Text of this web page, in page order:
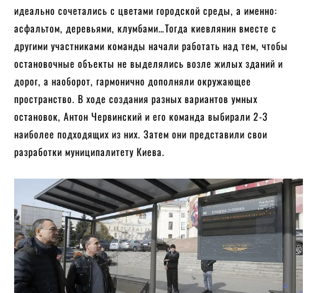
идеально сочетались с цветами городской среды, а именно:
асфальтом, деревьями, клумбами…Тогда киевлянин вместе с
другими участниками команды начали работать над тем, чтобы
остановочные объекты не выделялись возле жилых зданий и
дорог, а наоборот, гармонично дополняли окружающее
пространство. В ходе создания разных вариантов умных
остановок, Антон Червинский и его команда выбирали 2-3
наиболее подходящих из них. Затем они представили свои
разработки муниципалитету Киева.